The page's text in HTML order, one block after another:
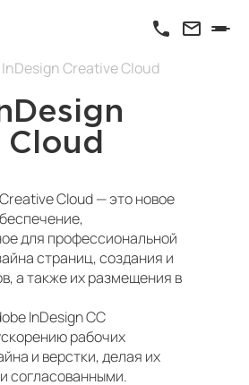
Creative Cloud
Cloud — это новое
для профессиональной
страниц, создания и
а также их размещения в
InDesign CC
рабочих
и верстки, делая их
согласованными.